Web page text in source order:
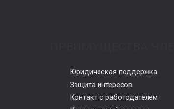
Юридическая поддержка
Защита интересов
Контакт с работодателем